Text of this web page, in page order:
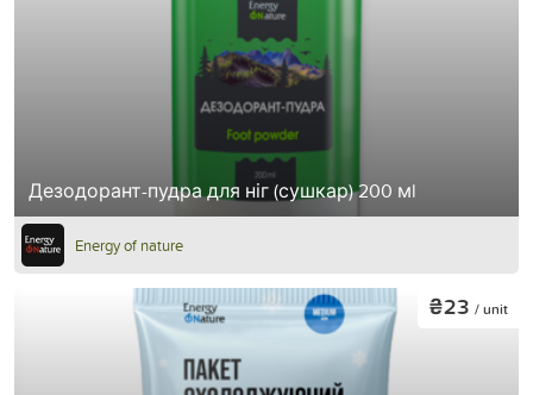
Дезодорант-пудра для ніг (сушкар) 200 мl
Energy of nature
₴23 / unit